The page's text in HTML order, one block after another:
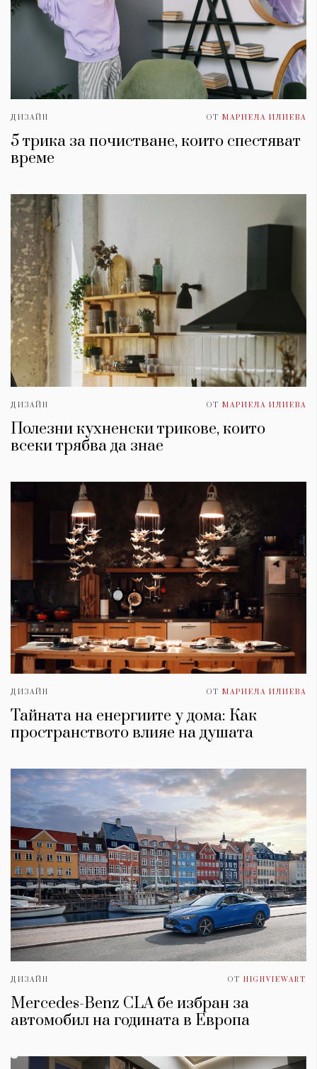
ДИЗАЙН ОТ МАРИЕЛА ИЛИЕВА
5 трика за почистване, които спестяват
време
ДИЗАЙН ОТ МАРИЕЛА ИЛИЕВА
Полезни кухненски трикове, които
всеки трябва да знае
ДИЗАЙН ОТ МАРИЕЛА ИЛИЕВА
Тайната на енергиите у дома: Как
пространството влияе на душата
ДИЗАЙН ОТ HIGHVIEWART
Mercedes-Benz CLA бе избран за
автомобил на годината в Европа
Wine&Dine
Подкасти
Мода
Изкуство
Условия за
ползване
За нас
Политика за